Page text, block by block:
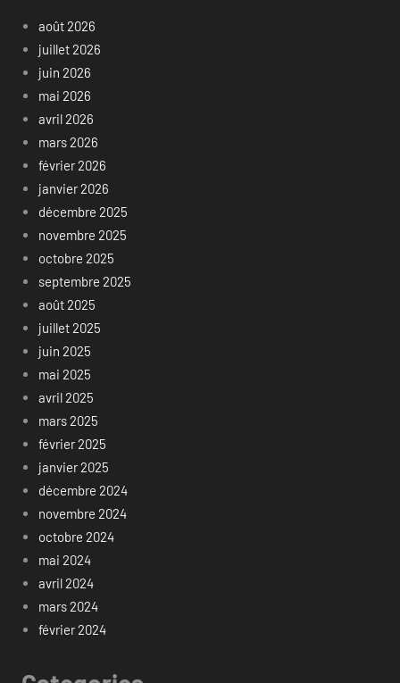
août 2026
juillet 2026
juin 2026
mai 2026
avril 2026
mars 2026
février 2026
janvier 2026
décembre 2025
novembre 2025
octobre 2025
septembre 2025
août 2025
juillet 2025
juin 2025
mai 2025
avril 2025
mars 2025
février 2025
janvier 2025
décembre 2024
novembre 2024
octobre 2024
mai 2024
avril 2024
mars 2024
février 2024